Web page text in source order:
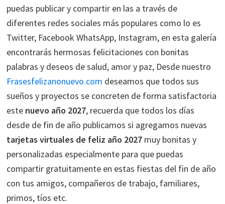
puedas publicar y compartir en las a través de
diferentes redes sociales más populares como lo es
Twitter, Facebook WhatsApp, Instagram, en esta galería
encontrarás hermosas felicitaciones con bonitas
palabras y deseos de salud, amor y paz, Desde nuestro
Frasesfelizanonuevo.com deseamos que todos sus
sueños y proyectos se concreten de forma satisfactoria
este nuevo año 2027, recuerda que todos los días
desde de fin de año publicamos si agregamos nuevas
tarjetas virtuales de feliz año 2027 muy bonitas y
personalizadas especialmente para que puedas
compartir gratuitamente en estas fiestas del fin de año
con tus amigos, compañeros de trabajo, familiares,
primos, tíos etc.